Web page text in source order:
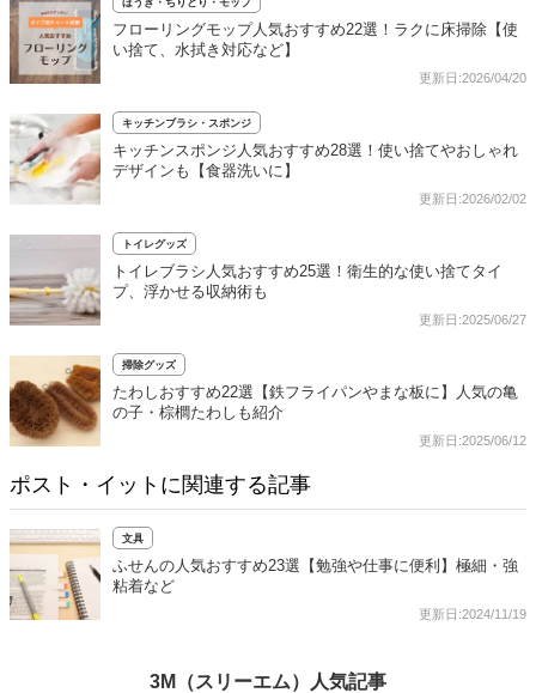
フローリングモップ人気おすすめ22選！ラクに床掃除【使
い捨て、水拭き対応など】
更新日:2026/04/20
キッチンブラシ・スポンジ
キッチンスポンジ人気おすすめ28選！使い捨てやおしゃれ
デザインも【食器洗いに】
更新日:2026/02/02
トイレグッズ
トイレブラシ人気おすすめ25選！衛生的な使い捨てタイ
プ、浮かせる収納術も
更新日:2025/06/27
掃除グッズ
たわしおすすめ22選【鉄フライパンやまな板に】人気の亀
の子・棕櫚たわしも紹介
更新日:2025/06/12
ポスト・イットに関連する記事
文具
ふせんの人気おすすめ23選【勉強や仕事に便利】極細・強
粘着など
更新日:2024/11/19
3M（スリーエム）人気記事